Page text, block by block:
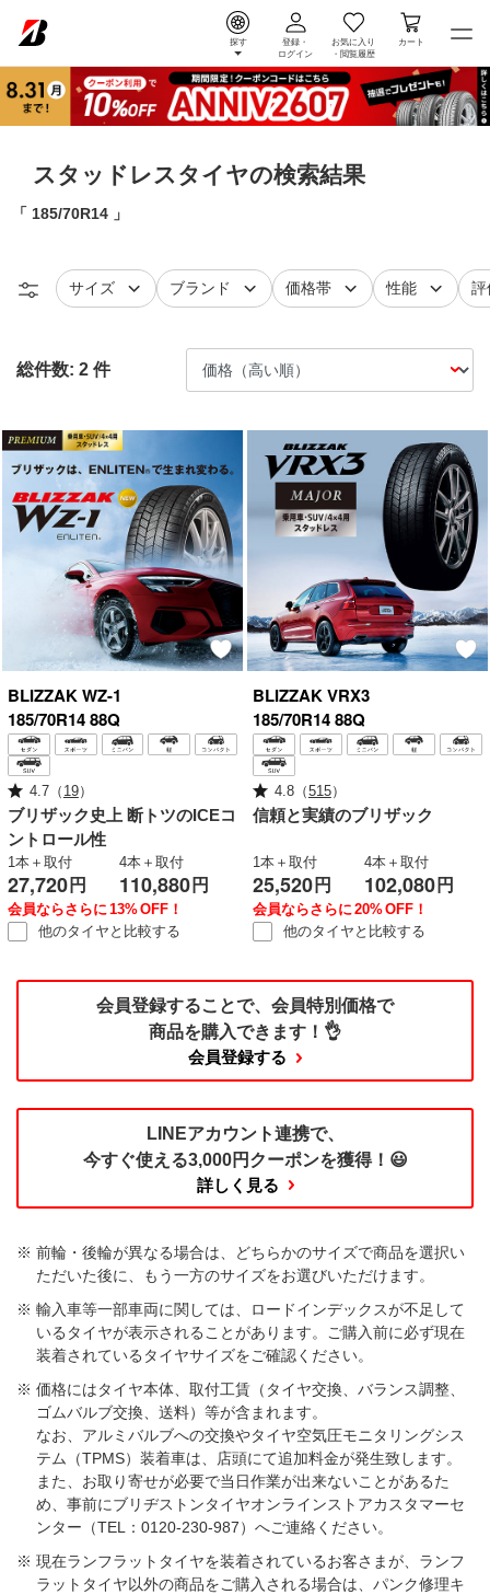
探す
登録・
ログイン
お気に入り
・ 閲覧履歴
カート
スタッドレスタイヤの検索結果
185/70R14
タイヤ
サイズで絞り込むタイヤ
ブランド で絞り込む価格帯で絞り込む
性能で絞り込レ
評
総件数: 2 件
BLIZZAKWZ-1
185/70R14 88Q
4.7（ 19）
ブリザック史上 断トツのICEコ
ントロール性
1本＋取付
27,720 円
4本＋取付
110,880 円
会員ならさらに13%OFF！
他のタイヤと 比較する
BLIZZAKVRX3
185/70R14 88Q
4.8（515）
信頼と実績のブリザック
1本＋取付
25,520 円
4本＋取付
102,080 円
会員ならさらに20%OFF！
他のタイヤと 比較する
会員登録することで、 会員特別価格で
商品を購入できます！👌
会員登録する
LINEアカウント連携で、
今すぐ使える3,000円クーポンを獲得！😃
詳しく見る
前輪・後輪が異なる場合は、どちらかのサイズで商品を選択い
ただいた後に、もう一方のサイズをお選びいただけます。​
輸入車等一部車両に関しては、ロードインデックスが不足して
いるタイヤが表示されることがあります。ご購入前に必ず現在
装着されているタイヤサイズをご確認ください。
価格にはタイヤ本体、取付工賃（タイヤ交換、バランス調整、
ゴムバルブ交換、送料）等が含まれます。
なお、アルミバルブへの交換やタイヤ空気圧モニタリングシス
テム（TPMS）装着車は、店頭にて追加料金が発生致します。
また、お取り寄せが必要で当日作業が出来ないことがあるた
め、事前にブリヂストンタイヤオンラインストアカスタマーセ
ンター（TEL：0120-230-987）へご連絡ください。
現在ランフラットタイヤを装着されているお客さまが、ランフ
ラットタイヤ以外の商品をご購入される場合は、パンク修理キ